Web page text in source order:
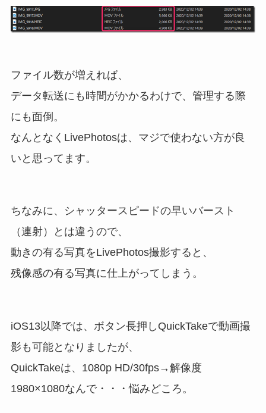
ファイル数が増えれば、
データ転送にも時間がかかるわけで、管理する際
にも面倒。
なんとなくLivePhotosは、マジで使わない方が良
いと思ってます。
ちなみに、シャッタースピードの早いバースト
（連射）とは違うので、
動きの有る写真をLivePhotos撮影すると、
残像感の有る写真に仕上がってしまう。
iOS13以降では、ボタン長押しQuickTakeで動画撮
影も可能となりましたが、
QuickTakeは、1080p HD/30fps→解像度
1980×1080なんで・・・悩みどころ。